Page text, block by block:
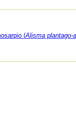
(Alisma plantago-